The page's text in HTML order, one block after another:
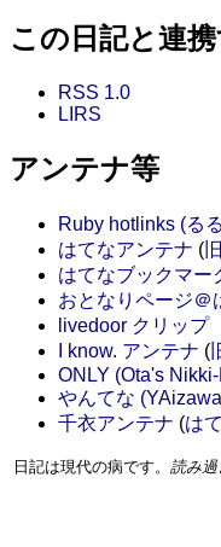
この日記と連
RSS 1.0
LIRS
アンテナ等
Ruby hotlinks (る
はてなアンテナ (
はてなブックマー
おとなりページ＠
livedoor クリップ
I know. アンテナ (
ONLY (Ota's
やんてな
千衣アンテナ (は
日記は現代の病です。 読み過